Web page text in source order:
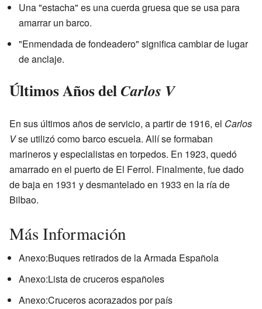
Una "estacha" es una cuerda gruesa que se usa para
amarrar un barco.
"Enmendada de fondeadero" significa cambiar de lugar
de anclaje.
Últimos Años delCarlos V
En sus últimos años de servicio, a partir de 1916, el Carlos
Vse utilizó como barco escuela. Allí se formaban
marineros y especialistas en torpedos. En 1923, quedó
amarrado en el puerto de El Ferrol. Finalmente, fue dado
de baja en 1931 y desmantelado en 1933 en la ría de
Bilbao.
Más Información
Anexo:Buques retirados de la Armada Española
Anexo:Lista de cruceros españoles
Anexo:Cruceros acorazados por país